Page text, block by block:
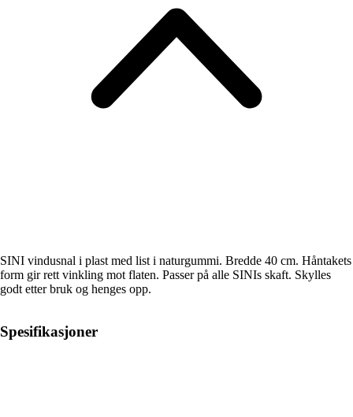
SINI vindusnal i plast med list i naturgummi. Bredde 40 cm. Håntakets
form gir rett vinkling mot flaten. Passer på alle SINIs skaft. Skylles
godt etter bruk og henges opp.
Spesifikasjoner